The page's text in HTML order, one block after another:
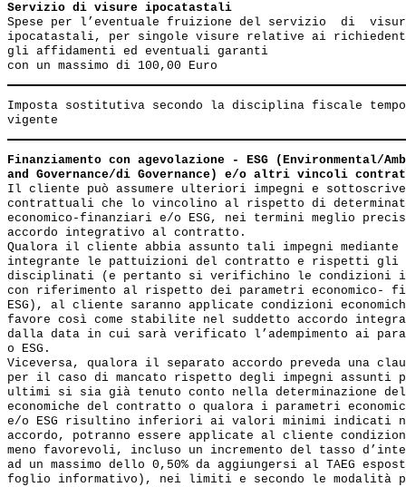
Servizio di visure ipocatastali
Spese per l’eventuale fruizione del servizio  di
ipocatastali, per singole visure relative ai
gli affidamenti ed eventuali garanti
Imposta sostitutiva secondo la disciplina fiscale
Finanziamento con agevolazione - ESG (Environmental/
and Governance/di Governance) e/o altri vincoli
Il cliente può assumere ulteriori impegni e
contrattuali che lo vincolino al rispetto di
economico-finanziari e/o ESG, nei termini meglio
accordo integrativo al contratto.
Qualora il cliente abbia assunto tali impegni mediante
integrante le pattuizioni del contratto e rispetti gli
disciplinati (e pertanto si verifichino le condizioni
con riferimento al rispetto dei parametri economico-
ESG), al cliente saranno applicate condizioni
favore così come stabilite nel suddetto accordo
dalla data in cui sarà verificato l’adempimento ai
o ESG.
Viceversa, qualora il separato accordo preveda una
per il caso di mancato rispetto degli impegni assunti
ultimi si sia già tenuto conto nella determinazione
economiche del contratto o qualora i parametri
e/o ESG risultino inferiori ai valori minimi indicati
accordo, potranno essere applicate al cliente
meno favorevoli, incluso un incremento del tasso
ad un massimo dello 0,50% da aggiungersi al TAEG
foglio informativo), nei limiti e secondo le modalità